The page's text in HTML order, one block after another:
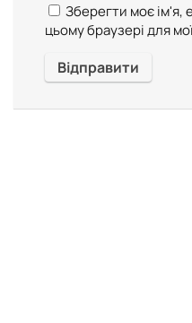
Зберегти моє ім'я,
цьому браузері для